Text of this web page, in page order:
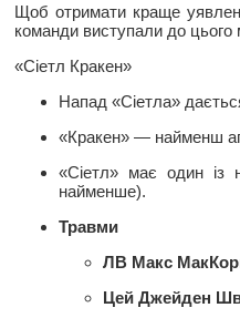
Щоб отримати краще
команди виступали до цього
«Сіетл Кракен»
Напад «Сіетла»
«Кракен» — найменш
«Сіетл» має один із
найменше).
Травми
ЛВ Макс
Цей Джейден